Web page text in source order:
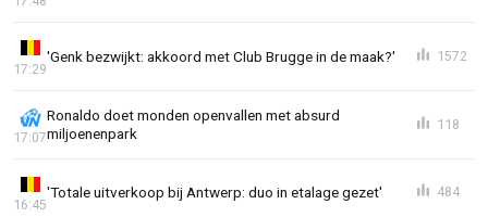
'Genk bezwijkt: akkoord met Club Brugge in de maak?'
17:29
1572
Ronaldo doet monden openvallen met absurd
miljoenenpark
17:07
118
'Totale uitverkoop bij Antwerp: duo in etalage gezet'
16:45
484